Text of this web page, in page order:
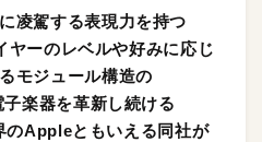
凌駕する表現力を持つ
ヤーのレベルや好みに応じ
モジュール構造の
楽器を革新し続ける
のAppleともいえる同社が